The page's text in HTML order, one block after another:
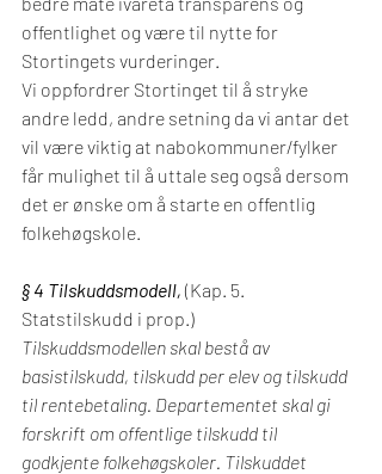
offentlighet og være til nytte for
Stortingets vurderinger.
Vi oppfordrer Stortinget til å stryke
andre ledd, andre setning da vi antar det
vil være viktig at nabokommuner/fylker
får mulighet til å uttale seg også dersom
det er ønske om å starte en offentlig
folkehøgskole.
§ 4 Tilskuddsmodell, (Kap. 5.
Statstilskudd i prop.)
Tilskuddsmodellen skal bestå av
basistilskudd, tilskudd per elev og tilskudd
til rentebetaling. Departementet skal gi
forskrift om offentlige tilskudd til
godkjente folkehøgskoler. Tilskuddet